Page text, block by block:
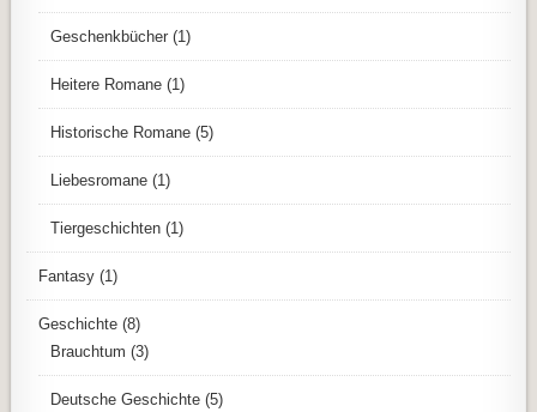
Geschenkbücher (1)
Heitere Romane (1)
Historische Romane (5)
Liebesromane (1)
Tiergeschichten (1)
Fantasy (1)
Geschichte (8)
Brauchtum (3)
Deutsche Geschichte (5)